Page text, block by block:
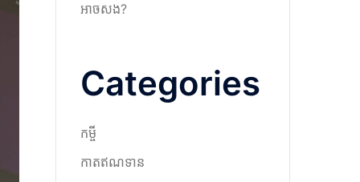
អាចសង?
Categories
កម្ចី
កាតឥណទាន